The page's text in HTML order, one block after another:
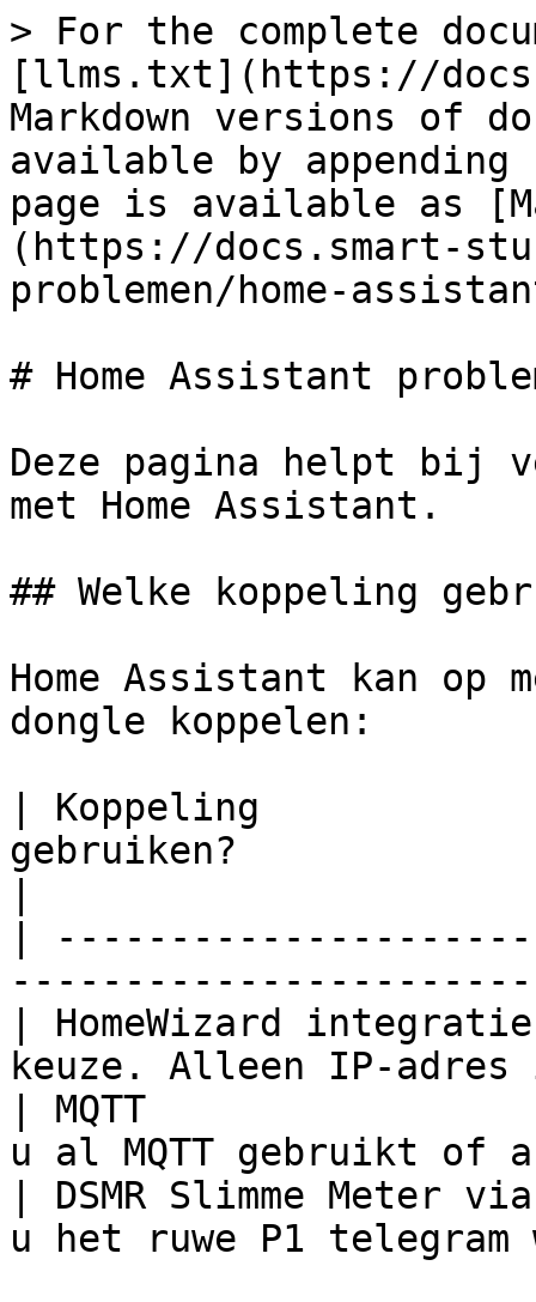
> For the complete
[llms.txt](https://
Markdown versions of
available by
page is available as
(https://docs.smart-
problemen/home-
# Home Assistant
Deze pagina helpt bij
met Home Assistant.
## Welke koppeling
Home Assistant kan op
dongle koppelen:
| Koppeling
gebruiken?
|
| HomeWizard
keuze. Alleen IP-
| MQTT
u al MQTT gebruikt
| DSMR Slimme
u het ruwe P1